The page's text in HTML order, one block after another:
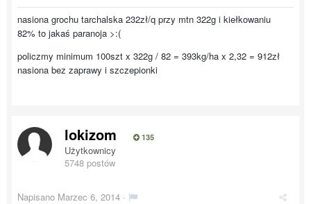
nasiona grochu tarchalska 232zł/q przy mtn 322g i kiełkowaniu
82% to jakaś paranoja >:(
policzmy minimum 100szt x 322g / 82 = 393kg/ha x 2,32 = 912zł
nasiona bez zaprawy i szczepionki
lokizom 135
Użytkownicy
5748 postów
Napisano Marzec 6, 2014 ·